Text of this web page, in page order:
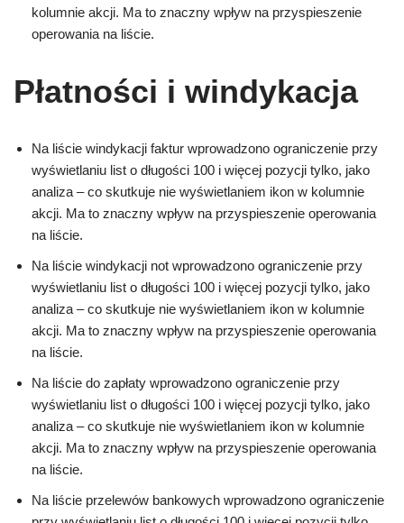
kolumnie akcji. Ma to znaczny wpływ na przyspieszenie
operowania na liście.
Płatności i windykacja
Na liście windykacji faktur wprowadzono ograniczenie przy
wyświetlaniu list o długości 100 i więcej pozycji tylko, jako
analiza – co skutkuje nie wyświetlaniem ikon w kolumnie
akcji. Ma to znaczny wpływ na przyspieszenie operowania
na liście.
Na liście windykacji not wprowadzono ograniczenie przy
wyświetlaniu list o długości 100 i więcej pozycji tylko, jako
analiza – co skutkuje nie wyświetlaniem ikon w kolumnie
akcji. Ma to znaczny wpływ na przyspieszenie operowania
na liście.
Na liście do zapłaty wprowadzono ograniczenie przy
wyświetlaniu list o długości 100 i więcej pozycji tylko, jako
analiza – co skutkuje nie wyświetlaniem ikon w kolumnie
akcji. Ma to znaczny wpływ na przyspieszenie operowania
na liście.
Na liście przelewów bankowych wprowadzono ograniczenie